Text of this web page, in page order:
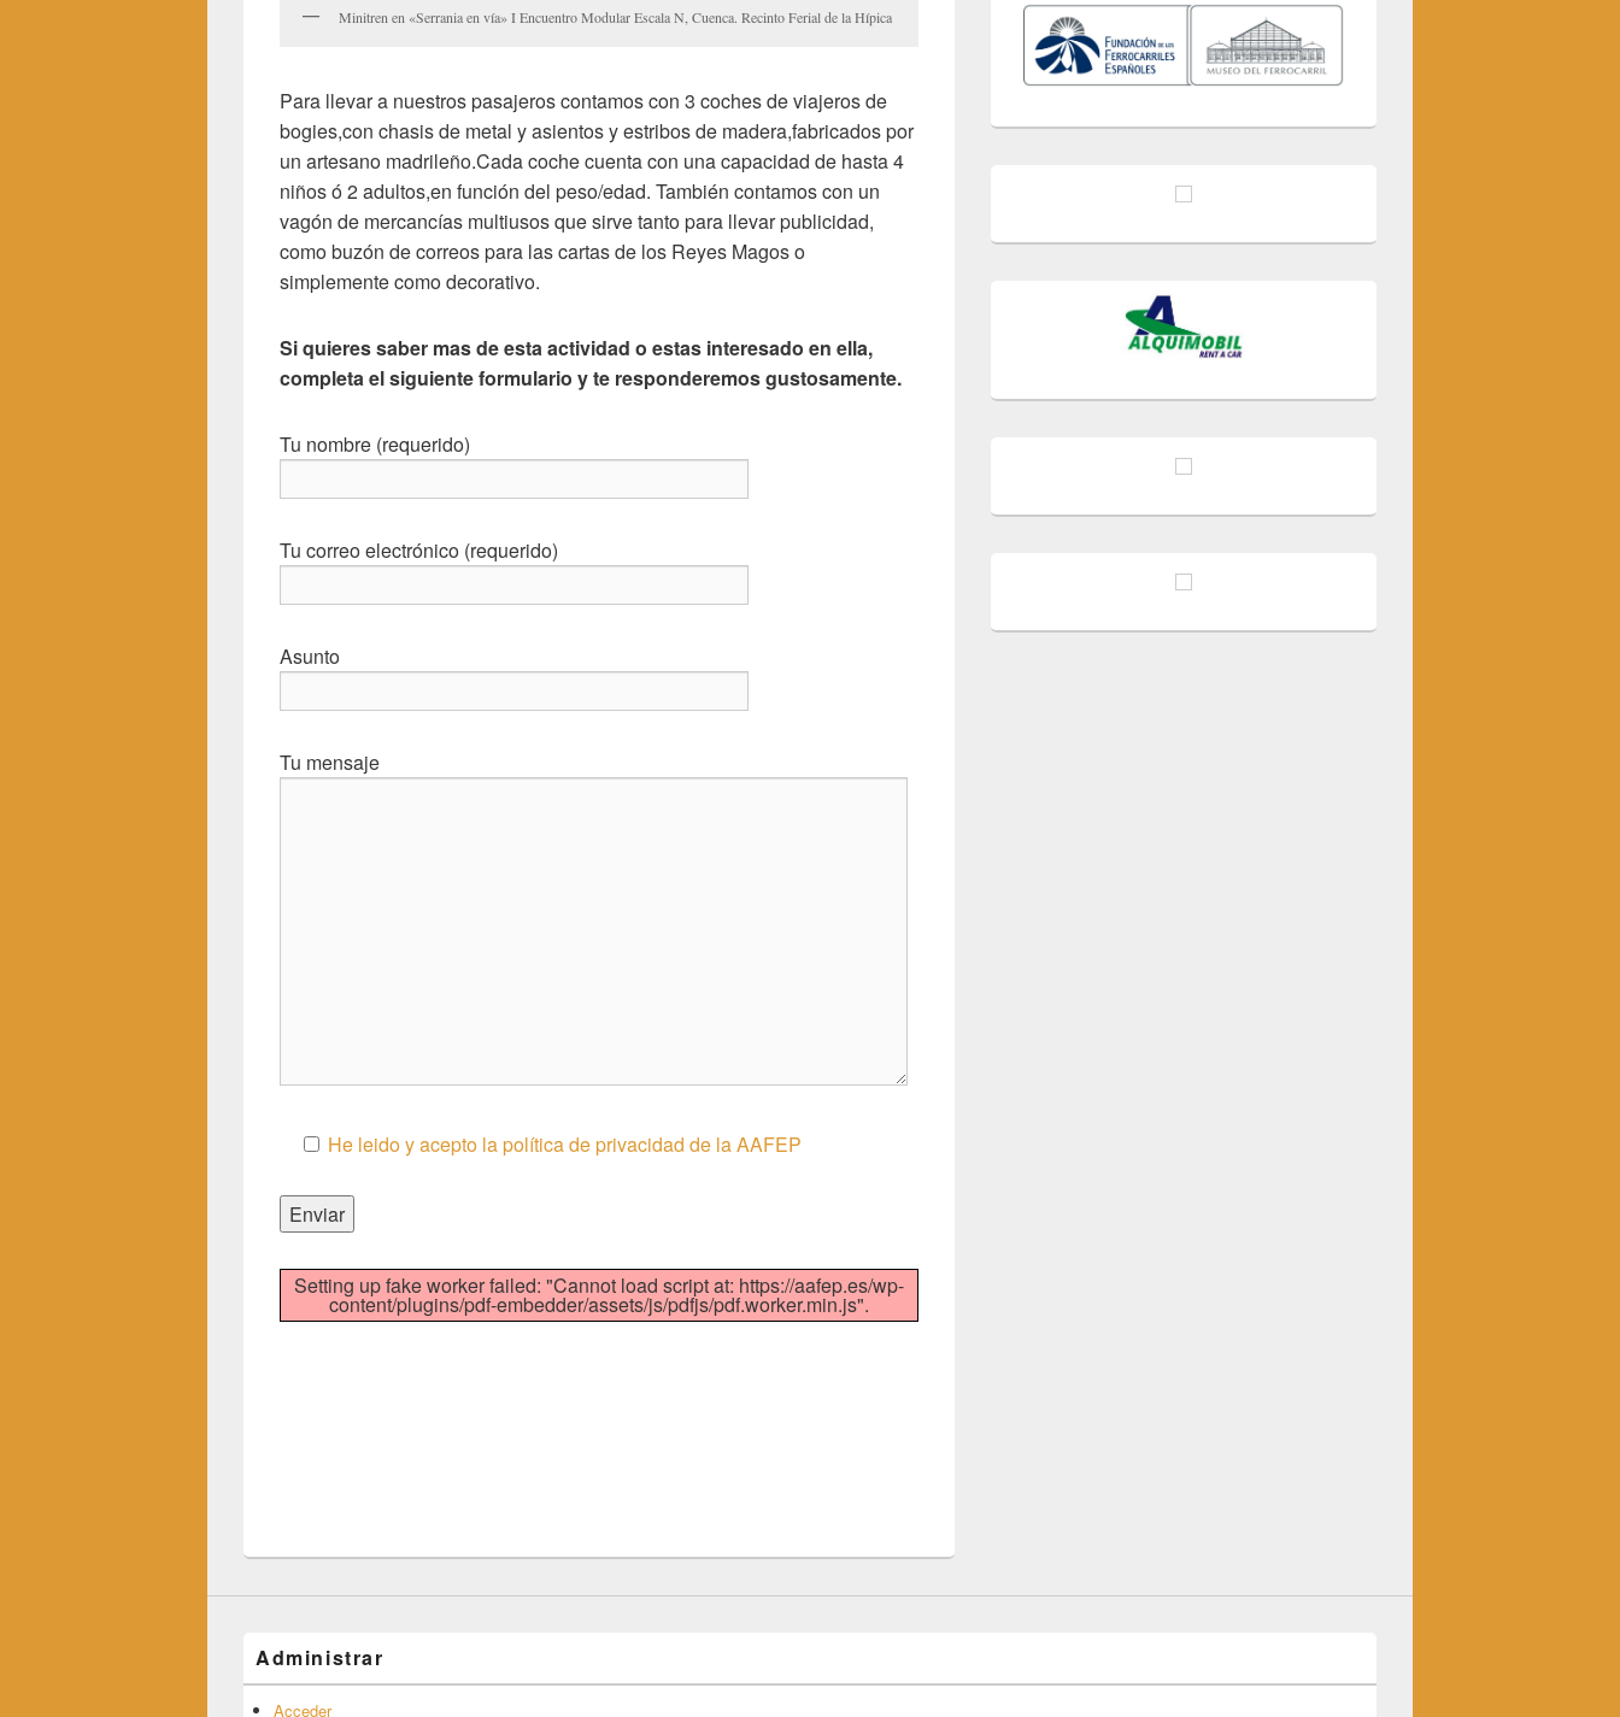
Minitren en «Serrania en vía» I Encuentro Modular Escala N, Cuenca. Recinto Ferial de la Hípica
Para llevar a nuestros pasajeros contamos con 3 coches de viajeros de
bogies,con chasis de metal y asientos y estribos de madera,fabricados por
un artesano madrileño.Cada coche cuenta con una capacidad de hasta 4
niños ó 2 adultos,en función del peso/edad. También contamos con un
vagón de mercancías multiusos que sirve tanto para llevar publicidad,
como buzón de correos para las cartas de los Reyes Magos o
simplemente como decorativo.
Si quieres saber mas de esta actividad o estas interesado en ella,
completa el siguiente formulario y te responderemos gustosamente.
Tu nombre (requerido)
Tu correo electrónico (requerido)
Asunto
Tu mensaje
He leido y acepto la política de privacidad de la AAFEP
Setting up fake worker failed: "Cannot load script at: https://aafep.es/wp-
content/plugins/pdf-embedder/assets/js/pdfjs/pdf.worker.min.js".
Administrar
Acceder